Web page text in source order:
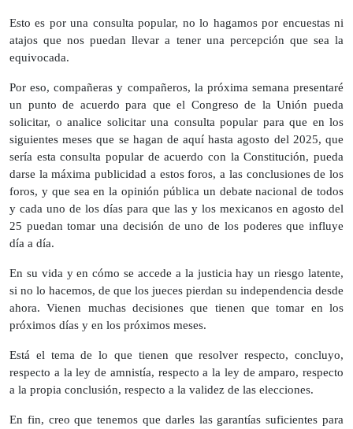
Esto es por una consulta popular, no lo hagamos por encuestas ni
atajos que nos puedan llevar a tener una percepción que sea la
equivocada.
Por eso, compañeras y compañeros, la próxima semana presentaré
un punto de acuerdo para que el Congreso de la Unión pueda
solicitar, o analice solicitar una consulta popular para que en los
siguientes meses que se hagan de aquí hasta agosto del 2025, que
sería esta consulta popular de acuerdo con la Constitución, pueda
darse la máxima publicidad a estos foros, a las conclusiones de los
foros, y que sea en la opinión pública un debate nacional de todos
y cada uno de los días para que las y los mexicanos en agosto del
25 puedan tomar una decisión de uno de los poderes que influye
día a día.
En su vida y en cómo se accede a la justicia hay un riesgo latente,
si no lo hacemos, de que los jueces pierdan su independencia desde
ahora. Vienen muchas decisiones que tienen que tomar en los
próximos días y en los próximos meses.
Está el tema de lo que tienen que resolver respecto, concluyo,
respecto a la ley de amnistía, respecto a la ley de amparo, respecto
a la propia conclusión, respecto a la validez de las elecciones.
En fin, creo que tenemos que darles las garantías suficientes para